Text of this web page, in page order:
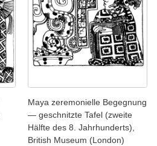
Maya zeremonielle Begegnung
— geschnitzte Tafel (zweite
Hälfte des 8. Jahrhunderts),
British Museum (London)